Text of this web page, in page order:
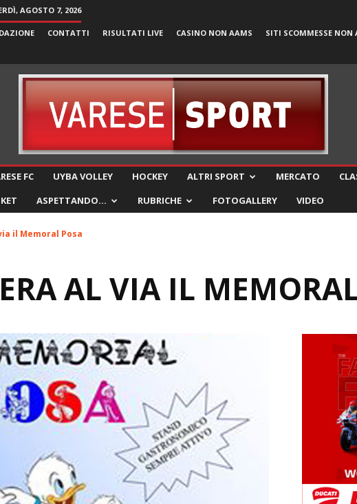
AGOSTO 7, 2026
CONTATTI RISULTATI LIVE CASINO NON AAMS SITI SCOMMESSE NON
FC UYBA VOLLEY HOCKEY ALTRI SPORT MERCATO
ASPETTANDO… RUBRICHE FOTOGALLERY VIDEO
il Memoral Posa
AL VIA IL